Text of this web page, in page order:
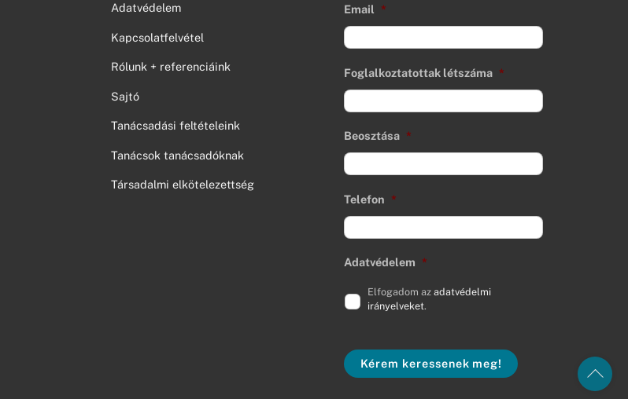
Back
To
Top
Adatvédelem
Kapcsolatfelvétel
Rólunk + referenciáink
Sajtó
Tanácsadási feltételeink
Tanácsok tanácsadóknak
Társadalmi elkötelezettség
Email *
Foglalkoztatottak létszáma *
Beosztása *
Telefon *
Adatvédelem *
Elfogadom az adatvédelmi
irányelveket.
Kérem keressenek meg!